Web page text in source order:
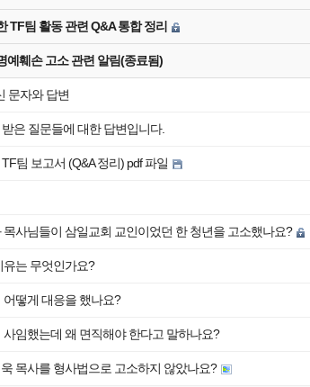
TF팀 활동 관련 Q&A 통합 정리
예훼손 고소 관련 알림(종료됨)
문자와 답변
은 질문들에 대한 답변입니다.
팀 보고서 (Q&A 정리) pdf 파일
목사님들이 삼일교회 교인이었던 한 청년을 고소했나요?
유는 무엇인가요?
어떻게 대응을 했나요?
사임했는데 왜 면직해야 한다고 말하나요?
목사를 형사법으로 고소하지 않았나요?